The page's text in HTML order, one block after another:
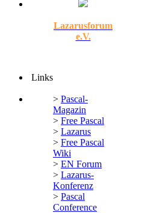
Lazarusforum
e.V.
Links
> Pascal-
Magazin
> Free Pascal
> Lazarus
> Free Pascal
Wiki
> EN Forum
> Lazarus-
Konferenz
> Pascal
Conference